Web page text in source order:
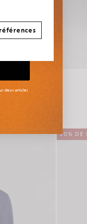
50% DE
deux articles